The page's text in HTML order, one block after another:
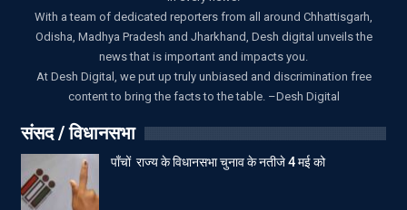
With a team of dedicated reporters from all around Chhattisgarh,
Odisha, Madhya Pradesh and Jharkhand, Desh digital unveils the
news that is important and impacts you.
At Desh Digital, we put up truly unbiased and discrimination free
content to bring the facts to the table. –Desh Digital
संसद / विधानसभा
पाँचों राज्य के विधानसभा चुनाव के नतीजे 4 मई को